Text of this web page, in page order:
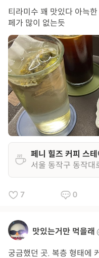
티라미수 꽤 맛있다 아늑
페가 많이 없는듯
페니 힐즈 커피 스
서울 동작구 동작
7 0
맛있는거만 먹을래
궁금했던 곳. 복층 형태에